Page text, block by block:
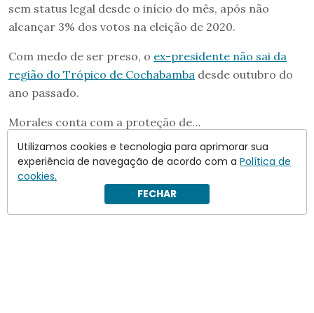
sem status legal desde o início do mês, após não
alcançar 3% dos votos na eleição de 2020.
Com medo de ser preso, o ex-presidente não sai da
região do Trópico de Cochabamba desde outubro do
ano passado.
Morales conta com a proteção de…
Utilizamos cookies e tecnologia para aprimorar sua
experiência de navegação de acordo com a Política de
cookies.
FECHAR